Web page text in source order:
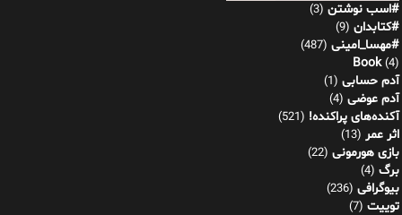
#اسب نوشتن (3)
#کتابدان (9)
#مهسا_امینی (487)
Book(4)
آدم حسابی (1)
آدم عوضی (4)
آکنده‌های پراکنده! (521)
اثر عمر (13)
بازی هورمونی (22)
برگ (4)
بیوگرافی (236)
توییت (7)